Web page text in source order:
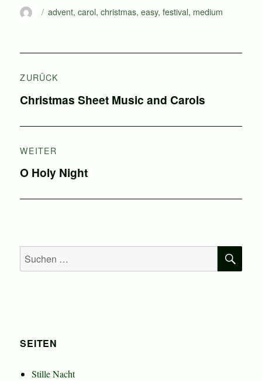
AutorSchlagwörter
advent,carol,christmas,easy,festival, medium
ZURÜCK
Vorheriger
Christmas Sheet Music and Carols
WEITER
Nächster
O Holy Night
Suchen
nach:
SEITEN
Stille Nacht